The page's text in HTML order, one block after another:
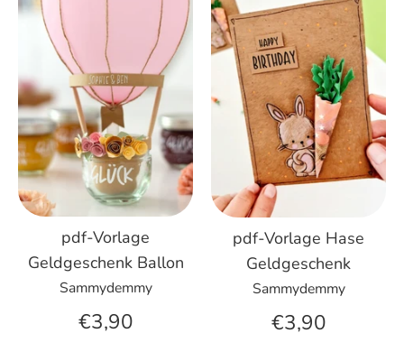
pdf-Vorlage
Geldgeschenk Ballon
Sammydemmy
€3,90
pdf-Vorlage Hase
Geldgeschenk
Sammydemmy
€3,90